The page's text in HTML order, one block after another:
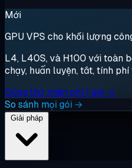
Mới
GPU VPS cho khối lượng
L4, L40S, và H100 với toàn
chạy, huấn luyện, tắt, tính phí
Dùng thử miễn phí 1 giờ →
So sánh mọi gói →